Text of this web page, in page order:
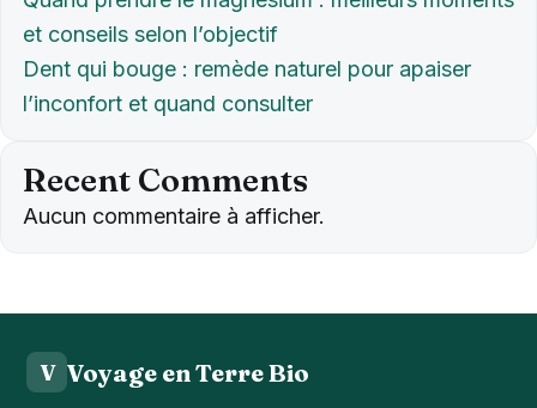
et conseils selon l’objectif
Dent qui bouge : remède naturel pour apaiser
l’inconfort et quand consulter
Recent Comments
Aucun commentaire à afficher.
V Voyage en Terre Bio